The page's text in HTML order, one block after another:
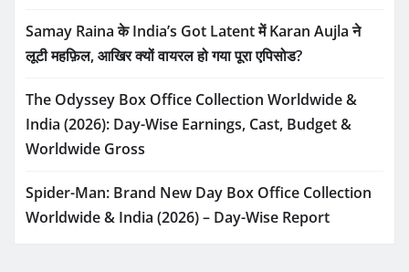
Samay Raina के India’s Got Latent में Karan Aujla ने
लूटी महफ़िल, आखिर क्यों वायरल हो गया पूरा एपिसोड?
The Odyssey Box Office Collection Worldwide &
India (2026): Day-Wise Earnings, Cast, Budget &
Worldwide Gross
Spider-Man: Brand New Day Box Office Collection
Worldwide & India (2026) – Day-Wise Report